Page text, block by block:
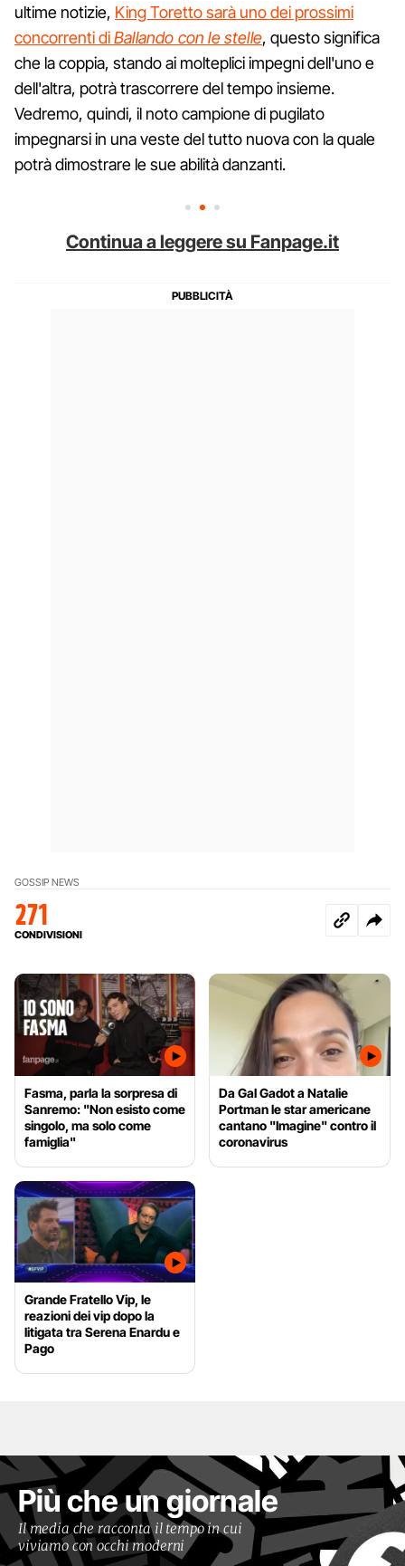
ultime notizie, King Toretto sarà uno dei prossimi
concorrenti diBallando con le stelle, questo significa
che la coppia, stando ai molteplici impegni dell'uno e
dell'altra, potrà trascorrere del tempo insieme.
Vedremo, quindi, il noto campione di pugilato
impegnarsi in una veste del tutto nuova con la quale
potrà dimostrare le sue abilità danzanti.
Continua a leggere su Fanpage.it
GOSSIP NEWS
271
CONDIVISIONI
Fasma, parla la sorpresa di
Sanremo: "Non esisto come
singolo, ma solo come
famiglia"
Da Gal Gadot a Natalie
Portman le star americane
cantano "Imagine" contro il
coronavirus
Grande Fratello Vip, le
reazioni dei vip dopo la
litigata tra Serena Enardu e
Pago
Più che un giornale
Il media che racconta il tempo in cui
viviamo con occhi moderni